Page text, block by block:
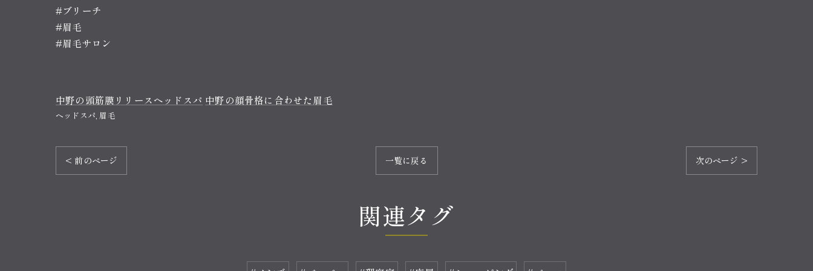
#ブリーチ
#眉毛
#眉毛サロン
中野の頭筋膜リリースヘッドスパ 中野の顔骨格に合わせた眉毛
ヘッドスパ 眉毛
< 前のページ 一覧に戻る 次のページ >
関連タグ